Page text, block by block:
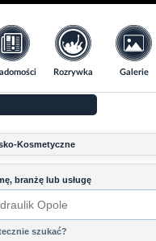
Rozrywka Galerie
Kosmetyczne
branżę lub usługę
szukać?